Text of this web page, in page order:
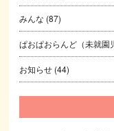
みんな (87)
ぱおぱおらんど（未就園
お知らせ (44)